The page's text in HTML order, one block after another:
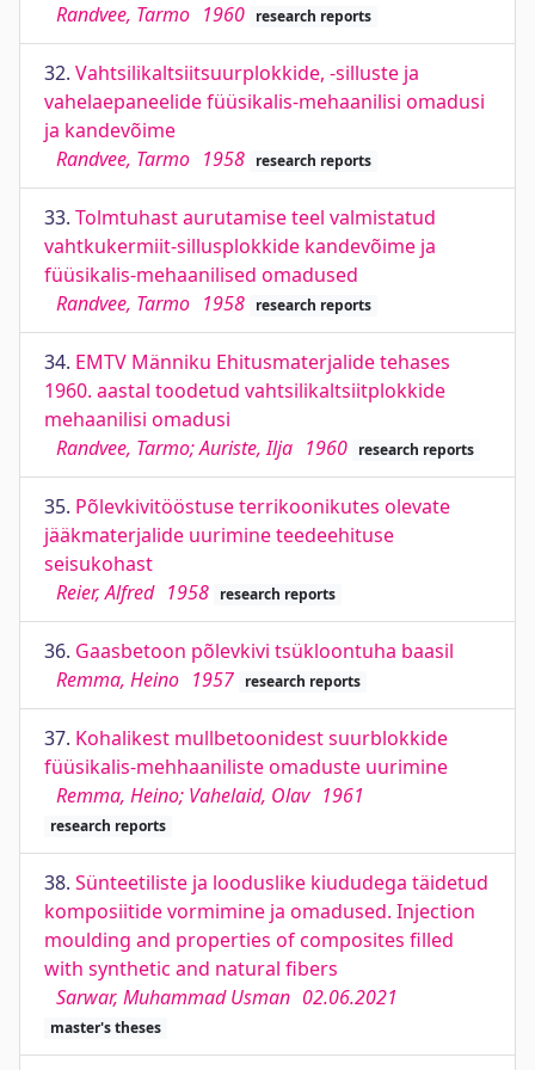
Randvee, Tarmo 1960 research reports
32. Vahtsilikaltsiitsuurplokkide, -silluste ja
vahelaepaneelide füüsikalis-mehaanilisi omadusi
ja kandevõime
Randvee, Tarmo 1958 research reports
33. Tolmtuhast aurutamise teel valmistatud
vahtkukermiit-sillusplokkide kandevõime ja
füüsikalis-mehaanilised omadused
Randvee, Tarmo 1958 research reports
34. EMTV Männiku Ehitusmaterjalide tehases
1960. aastal toodetud vahtsilikaltsiitplokkide
mehaanilisi omadusi
Randvee, Tarmo; Auriste, Ilja 1960 research reports
35. Põlevkivitööstuse terrikoonikutes olevate
jääkmaterjalide uurimine teedeehituse
seisukohast
Reier, Alfred 1958 research reports
36. Gaasbetoon põlevkivi tsükloontuha baasil
Remma, Heino 1957 research reports
37. Kohalikest mullbetoonidest suurblokkide
füüsikalis-mehhaaniliste omaduste uurimine
Remma, Heino; Vahelaid, Olav 1961
research reports
38. Sünteetiliste ja looduslike kiududega täidetud
komposiitide vormimine ja omadused. Injection
moulding and properties of composites filled
with synthetic and natural fibers
Sarwar, Muhammad Usman 02.06.2021
master's theses